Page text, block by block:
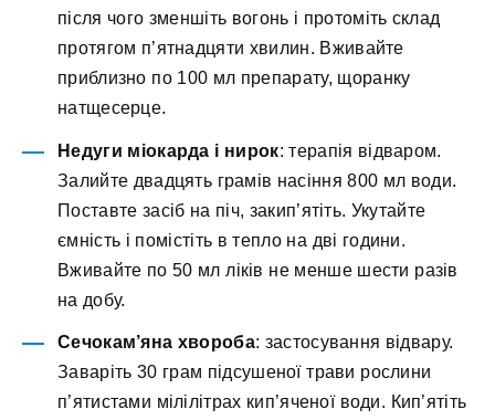
після чого зменшіть вогонь і протоміть склад
протягом п’ятнадцяти хвилин. Вживайте
приблизно по 100 мл препарату, щоранку
натщесерце.
Недуги міокарда і нирок: терапія відваром.
Залийте двадцять грамів насіння 800 мл води.
Поставте засіб на піч, закип’ятіть. Укутайте
ємність і помістіть в тепло на дві години.
Вживайте по 50 мл ліків не менше шести разів
на добу.
Сечокам’яна хвороба: застосування відвару.
Заваріть 30 грам підсушеної трави рослини
п’ятистами мілілітрах кип’яченої води. Кип’ятіть